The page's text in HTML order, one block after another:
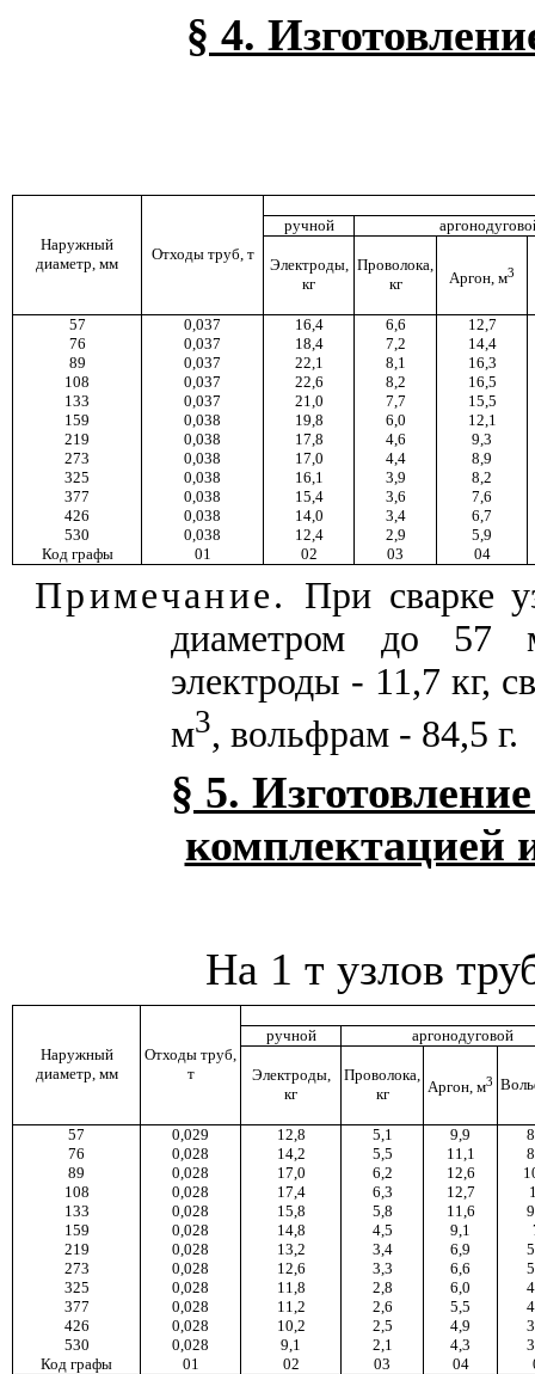
§ 4.
Наружный
диаметр, мм
Отходы труб, т
ручной
Электроды,
кг
Проволока,
кг
Аргон, м3
57 0,037 16,4 6,6
12,7
76
0,037 18,4 7,2
14,4
89
0,037 22,1 8,1
16,3
108
0,037 22,6 8,2
16,5
133
0,037 21,0 7,7
15,5
159
0,038 19,8 6,0
12,1
219
0,038 17,8 4,6
9,3
273
0,038 17,0 4,4
8,9
325
0,038 16,1 3,9
8,2
377
0,038 15,4 3,6
7,6
426
0,038 14,0 3,4
6,7
530
0,038 12,4 2,9
5,9
Код графы
01 02 03 04
Примечание. При сварке
диаметром до 57
электроды - 11,7 кг,
м3, вольфрам - 84,5 г.
§ 5.
комплектацией
На 1 т узлов
Наружный
диаметр, мм
Отходы труб,
т
ручной аргонодуговой
Электроды,
кг
Проволока,
кг
Аргон, м3
57 0,029 12,8 5,1 9,9
76
0,028 14,2 5,5 11,1
89
0,028 17,0 6,2 12,6
108
0,028 17,4 6,3 12,7
133
0,028 15,8 5,8 11,6
159
0,028 14,8 4,5 9,1
219
0,028 13,2 3,4 6,9
273
0,028 12,6 3,3 6,6
325
0,028 11,8 2,8 6,0
377
0,028 11,2 2,6 5,5
426
0,028 10,2 2,5 4,9
530
0,028 9,1 2,1 4,3
Код графы
01 02 03 04